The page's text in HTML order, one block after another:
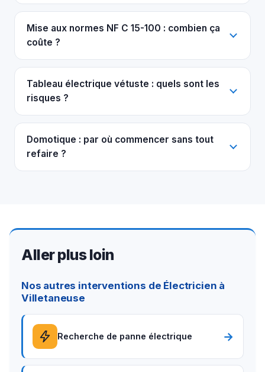
Mise aux normes NF C 15-100 : combien ça
coûte ?
Tableau électrique vétuste : quels sont les
risques ?
Domotique : par où commencer sans tout
refaire ?
Aller plus loin
Nos autres interventions de Électricien à
Villetaneuse
Recherche de panne électrique →